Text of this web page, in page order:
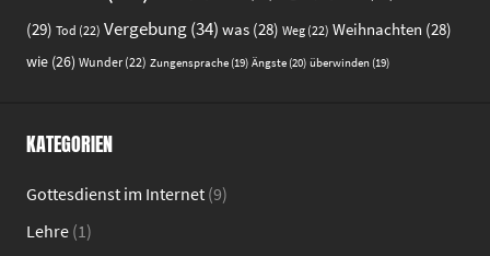
(29) Tod (22) Vergebung(34) was (28) Weg (22) Weihnachten (28)
wie (26) Wunder (22) Zungensprache (19) Ängste (20) überwinden (19)
KATEGORIEN
Gottesdienst im Internet (9)
Lehre (1)